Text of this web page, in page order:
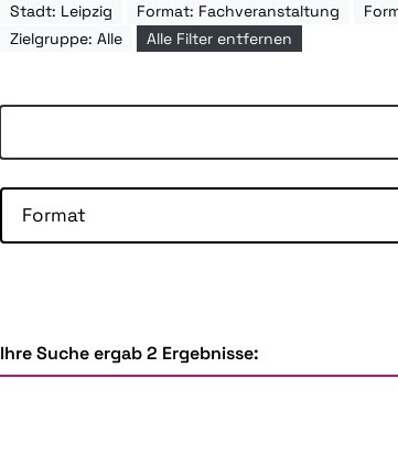
Stadt: Leipzig Format: Fachveranstaltung
Zielgruppe: Alle
Alle Filter entfernen
Format
Ihre Suche ergab 2 Ergebnisse: